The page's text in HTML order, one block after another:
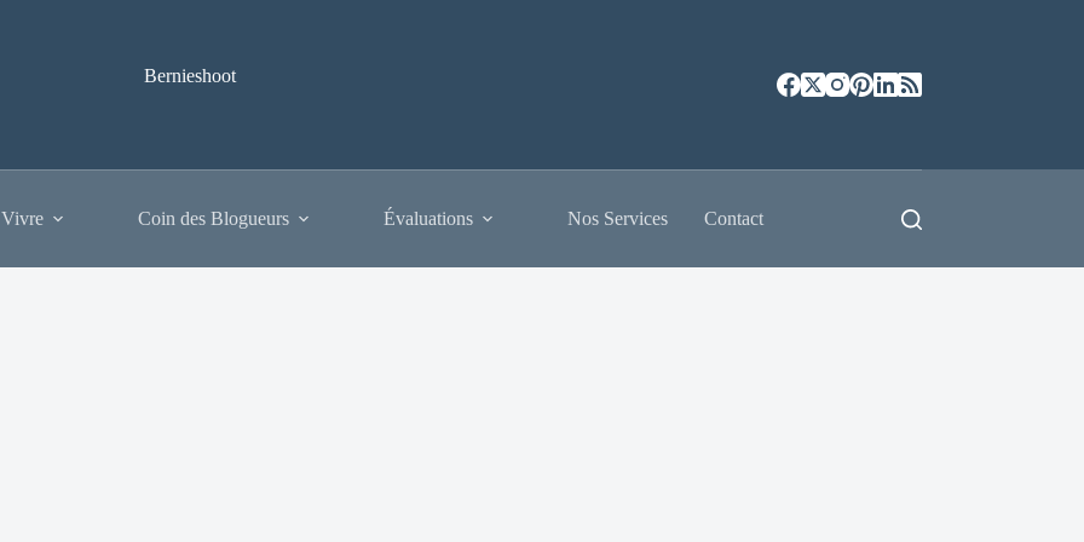
Bernieshoot
Coin des Blogueurs Évaluations Nos Services Contact